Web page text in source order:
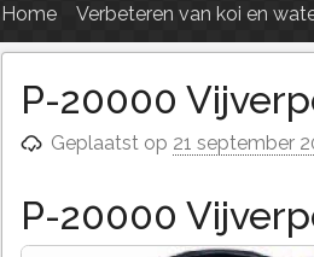
Home Verbeteren van koi en
P-20000
Geplaatst op 21 september
P-20000